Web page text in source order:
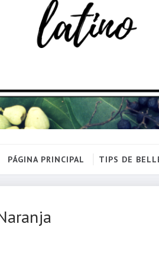
PÁGINA PRINCIPAL TIPS DE